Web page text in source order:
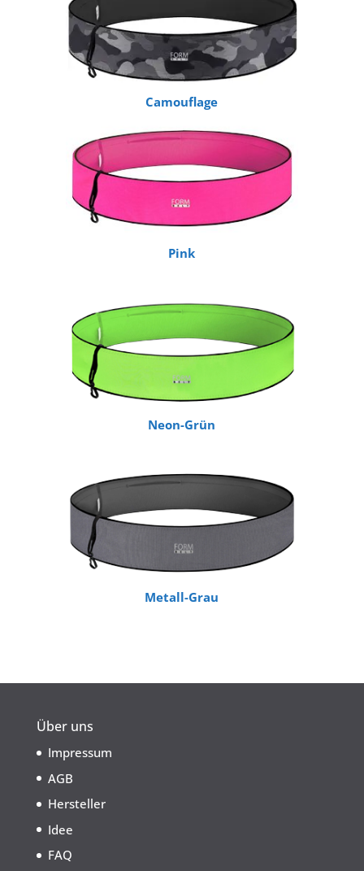
Camouflage
Pink
Neon-Grün
Metall-Grau
Über uns
Impressum
AGB
Hersteller
Idee
FAQ